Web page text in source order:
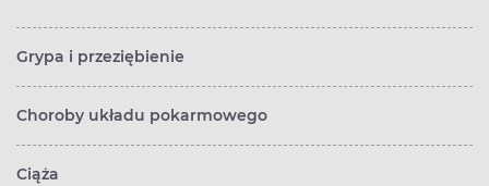
Grypa i przeziębienie
Choroby układu pokarmowego
Ciąża